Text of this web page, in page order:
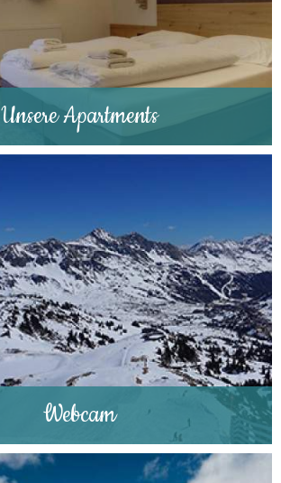
Unsere Apartments
Webcam